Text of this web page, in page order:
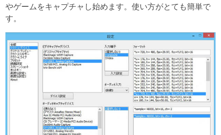
やゲームをキャプチャし始めます。使い方がとても簡単で
す。